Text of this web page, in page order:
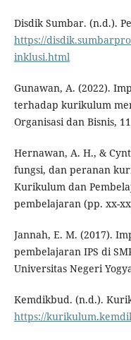
Disdik Sumbar. (n.d.).
https://
inklusi.html
Gunawan, A. (2022).
terhadap kurikulum
Organisasi dan Bisnis,
Hernawan, A. H., &
fungsi, dan peranan
Kurikulum dan
pembelajaran (pp. xx-
Jannah, E. M. (2017).
pembelajaran IPS di
Universitas Negeri
Kemdikbud. (n.d.).
https://